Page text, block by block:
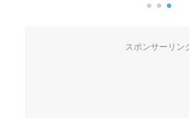
スポンサーリン